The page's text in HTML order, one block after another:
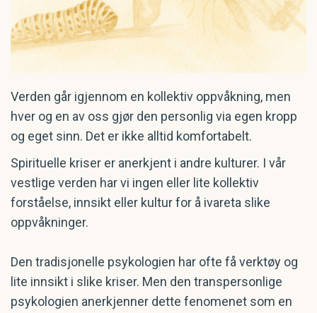
Verden går igjennom en kollektiv oppvåkning, men
hver og en av oss gjør den personlig via egen kropp
og eget sinn. Det er ikke alltid komfortabelt.
Spirituelle kriser er anerkjent i andre kulturer. I vår
vestlige verden har vi ingen eller lite kollektiv
forståelse, innsikt eller kultur for å ivareta slike
oppvåkninger.
Den tradisjonelle psykologien har ofte få verktøy og
lite innsikt i slike kriser. Men den transpersonlige
psykologien anerkjenner dette fenomenet som en